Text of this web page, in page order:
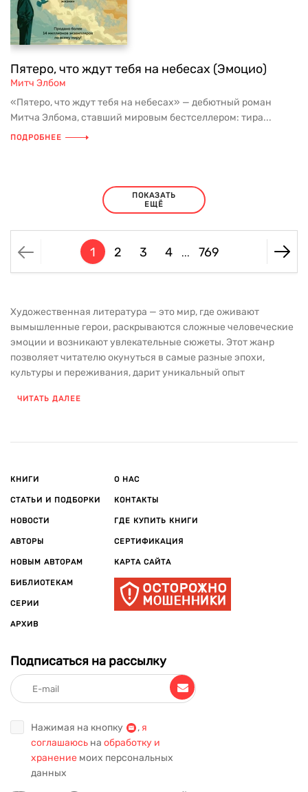
Пятеро, что ждут тебя на небесах (Эмоцио)
Митч Элбом
«Пятеро, что ждут тебя на небесах» — дебютный роман
Митча Элбома, ставший мировым бестселлером: тира...
ПОДРОБНЕЕ
ПОКАЗАТЬ
ЕЩЁ
1 2 3 4 ... 769
Художественная литература — это мир, где оживают
вымышленные герои, раскрываются сложные человеческие
эмоции и возникают увлекательные сюжеты. Этот жанр
позволяет читателю окунуться в самые разные эпохи,
культуры и переживания, дарит уникальный опыт
художественной литературы помогают лучше понять не
ставших неотъемлемой частью мировой литературы, до
современных авторов, чьи имена уже завоевали
давно покорили читателей по всему миру, так и интересные
издания, которые только набирают известность, но уже
заслужили внимание благодаря своей оригинальности и
расширяют кругозор, развивают воображение, учат
сопереживать, находить ответы на важные жизненные
ЧИТАТЬ ДАЛЕЕ
КНИГИ
СТАТЬИ И ПОДБОРКИ
НОВОСТИ
АВТОРЫ
НОВЫМ АВТОРАМ
БИБЛИОТЕКАМ
СЕРИИ
АРХИВ
О НАС
КОНТАКТЫ
ГДЕ КУПИТЬ КНИГИ
СЕРТИФИКАЦИЯ
КАРТА САЙТА
Подписаться на рассылку
Нажимая на кнопку , я
соглашаюсь на обработку и
хранение моих персональных
данных